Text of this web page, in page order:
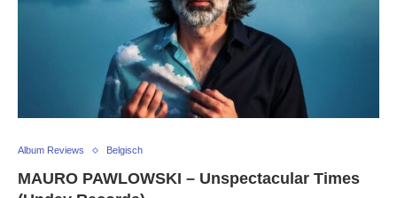
Album Reviews Belgisch
MAURO PAWLOWSKI – Unspectacular Times